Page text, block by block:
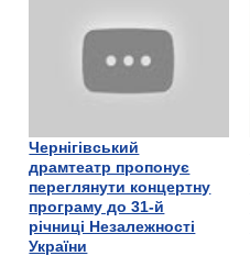
Чернігівський
драмтеатр пропонує
переглянути концертну
програму до 31-й
річниці Незалежності
України